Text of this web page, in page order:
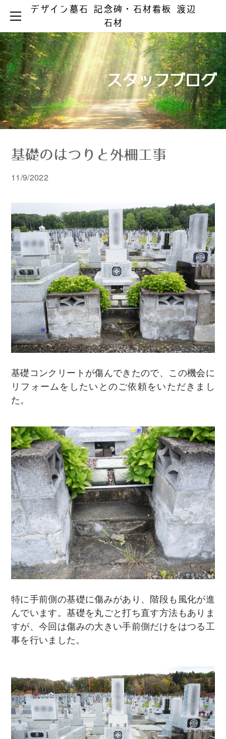
デザイン墓石 記念碑・石材看板 渡辺
石材
スタッフブログ
基礎のはつりと外柵工事
11/9/2022
基礎コンクリートが傷んできたので、この機会に
リフォームをしたいとのご依頼をいただきまし
た。
特に手前側の基礎に傷みがあり、階段も風化が進
んでいます。基礎を丸ごと打ち直す方法もありま
すが、今回は傷みの大きい手前側だけをはつる工
事を行いました。
HOME
お墓ができるまで
お墓の知識
お手入れとマナー
製品ラインアップ
デザイン墓石
和型墓石
洋型・和洋型墓石
彫刻・石材看板
お墓のリフォーム
リフォーム事例集
器具の取替え
文字の色入れ
メジ補修・積替え
クリーニング
墓 誌
墓じまい
納骨の仕方
会社案内
霊園情報
お問い合わせ